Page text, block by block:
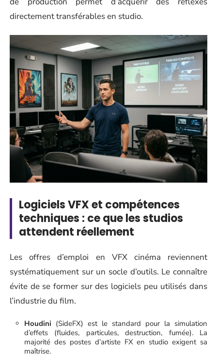
directement transférables en studio.
Logiciels VFX et compétences
techniques : ce que les studios
attendent réellement
Les offres d’emploi en VFX cinéma reviennent
systématiquement sur un socle d’outils. Le connaître
évite de se former sur des logiciels peu utilisés dans
l’industrie du film.
Houdini (SideFX) est le standard pour la simulation
d’effets (fluides, particules, destruction, fumée). La
majorité des postes d’artiste FX en studio exigent sa
maîtrise.